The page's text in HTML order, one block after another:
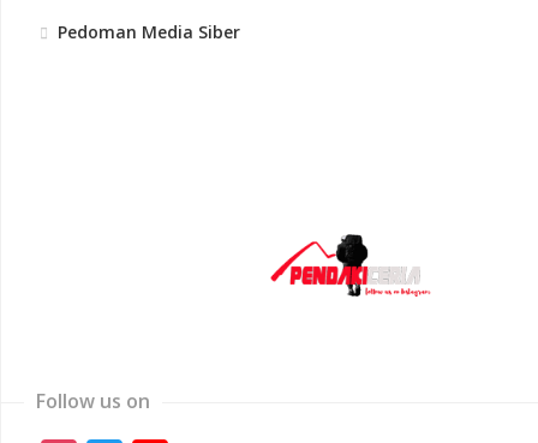
Pedoman Media Siber
Follow us on